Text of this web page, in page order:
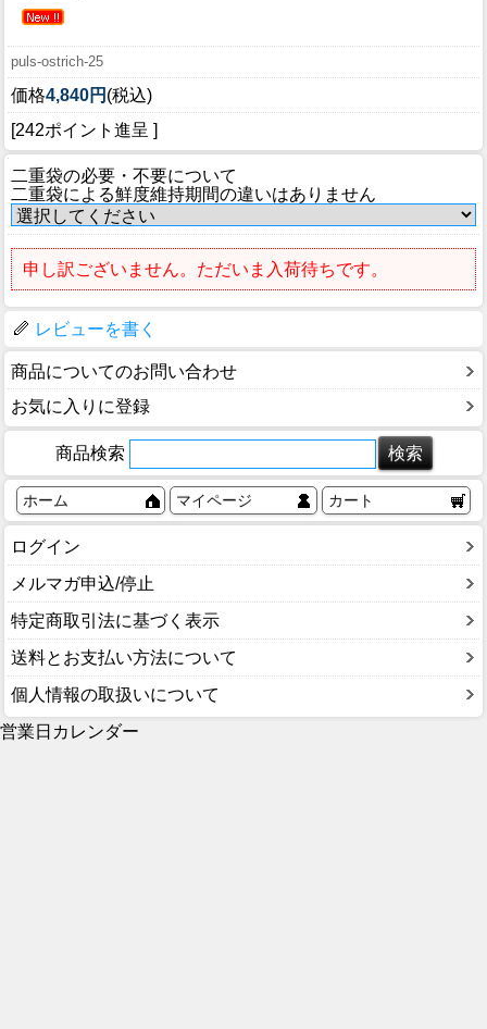
puls-ostrich-25
価格4,840円 (税込)
[242ポイント進呈 ]
二重袋の必要・不要について
二重袋による鮮度維持期間の違いはありません
申し訳ございません。ただいま入荷待ちです。
レビューを書く
商品についてのお問い合わせ
お気に入りに登録
商品検索
ホーム マイページ カート
ログイン
メルマガ申込/停止
特定商取引法に基づく表示
送料とお支払い方法について
個人情報の取扱いについて
営業日カレンダー